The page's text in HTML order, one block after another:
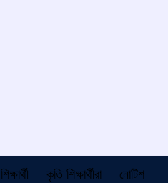
শিক্ষার্থী কৃতি শিক্ষার্থীরা নোটিশ